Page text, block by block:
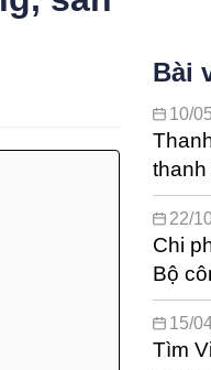
Bài
10/
thanh
miễn
22/
Chi
Bộ
15/
Tìm